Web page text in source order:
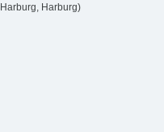
Harburg)